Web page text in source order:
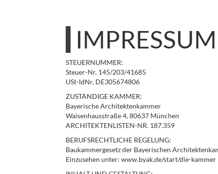
IMPRESSUM
STEUERNUMMER:
Steuer-Nr. 145/203/41685
USt-IdNr. DE305674806
ZUSTÄNDIGE KAMMER:
Bayerische Architektenkammer
Waisenhausstraße 4, 80637 München
ARCHITEKTENLISTEN-NR. 187.359
BERUFSRECHTLICHE REGELUNG:
Baukammergesetz der Bayerischen
Einzusehen unter: www.byak.de/start/die-kammer